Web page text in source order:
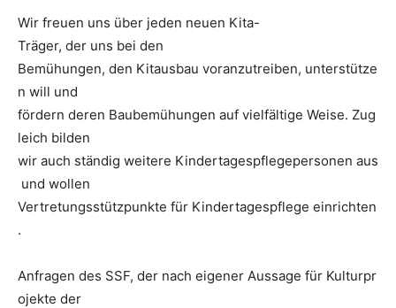
Wir freuen uns über jeden neuen Kita-
Träger, der uns bei den
Bemühungen, den Kitausbau voranzutreiben, unterstütze
n will und
fördern deren Baubemühungen auf vielfältige Weise. Zug
leich bilden
wir auch ständig weitere Kindertagespflegepersonen aus
und wollen
Vertretungsstützpunkte für Kindertagespflege einrichten
.
Anfragen des SSF, der nach eigener Aussage für Kulturpr
ojekte der